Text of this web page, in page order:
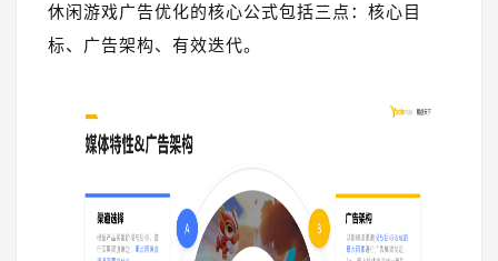
休闲游戏广告优化的核心公式包括三点：核心目
标、广告架构、有效迭代。